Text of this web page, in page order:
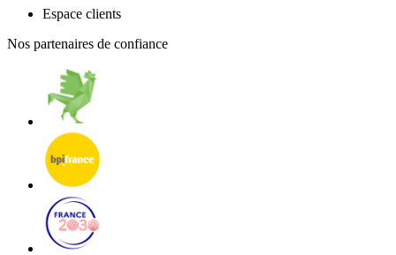
Espace clients
Nos partenaires de confiance